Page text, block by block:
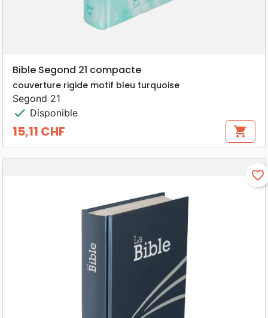
Bible Segond 21 compacte
couverture rigide motif bleu turquoise
Segond 21
check Disponible
Prix
15,11 CHF shopping_cart
favorite_border